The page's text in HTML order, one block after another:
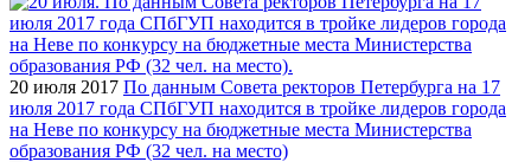
20 июля 2017 По данным Совета ректоров Петербурга на 17
июля 2017 года СПбГУП находится в тройке лидеров города
на Неве по конкурсу на бюджетные места Министерства
образования РФ (32 чел. на место)